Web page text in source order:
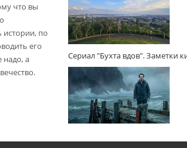
что вы
истории, по
его
надо, а
Сериал "Бухта вдов". Заметки